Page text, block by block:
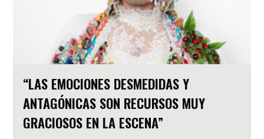
“LAS EMOCIONES DESMEDIDAS Y
ANTAGÓNICAS SON RECURSOS MUY
GRACIOSOS EN LA ESCENA”